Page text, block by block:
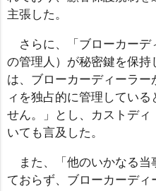
主張した。
さらに、「ブローカー
の管理人）が秘密鍵を保
は、ブローカーディーラ
ィを独占的に管理してい
せん。」とし、カストデ
いても言及した。
また、「他のいかなる
ておらず、ブローカーデ